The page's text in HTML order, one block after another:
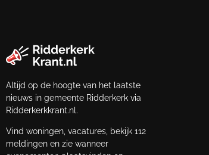
Altijd op de hoogte van het laatste
nieuws in gemeente Ridderkerk via
Ridderkerkkrant.nl.
Vind woningen, vacatures, bekijk 112
meldingen en zie wanneer